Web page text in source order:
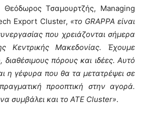
Τσαμουρτζής, Managing
Export Cluster, «το GRAPPA είναι
που χρειάζονται σήμερα
Κεντρικής Μακεδονίας. Έχουμε
διαθέσιμους πόρους και ιδέες. Αυτό
η γέφυρα που θα τα μετατρέψει σε
προοπτική στην αγορά.
συμβάλει και το ATE Cluster».